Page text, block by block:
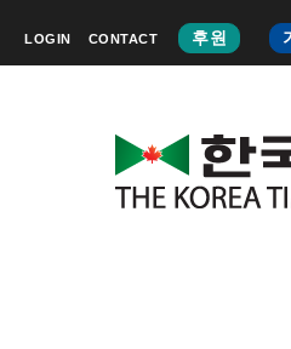
LOGIN CONTACT 후원